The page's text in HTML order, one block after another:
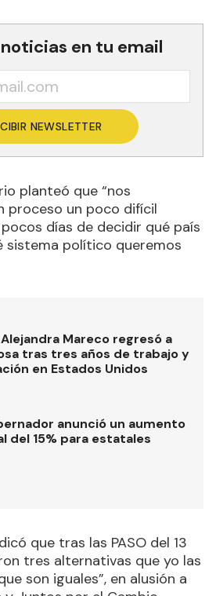
en tu email
NEWSLETTER
planteó que “nos
proceso un poco difícil
días de decidir qué país
sistema político queremos
Mareco regresó a
tras tres años de trabajo y
en Estados Unidos
anunció un aumento
del 15% para estatales
que tras las PASO del 13
tres alternativas que yo las
son iguales”, en alusión a